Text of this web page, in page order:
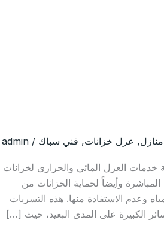
, عزل خزانات, فني سباك /
admin
العزل المائي والحراري لخزانات
وأيضاً لحماية الخزانات من
وعدم الاستفادة منها. هذه التسربات
الكبيرة على المدى البعيد، حيث […]